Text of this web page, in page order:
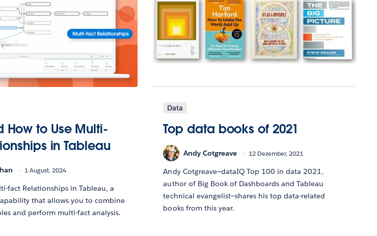
How to Use Multi-
in Tableau
1 August, 2024
fact Relationships in Tableau, a
that allows you to combine
and perform multi-fact analysis.
Data
Top data books of 2021
Andy Cotgreave 12 Dezember, 2021
Andy Cotgreave—dataIQ Top 100 in data 2021,
author of Big Book of Dashboards and Tableau
technical evangelist—shares his top data-related
books from this year.